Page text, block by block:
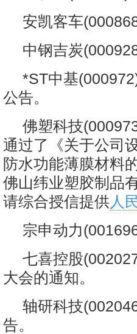
安凯客车
中钢吉炭
*ST中基
公告。
佛塑科技
通过了《关于公司
防水功能薄膜材料
佛山纬业塑胶制品
请综合授信提供 人
宗申动力
七喜控股
大会的通知。
轴研科技
告。